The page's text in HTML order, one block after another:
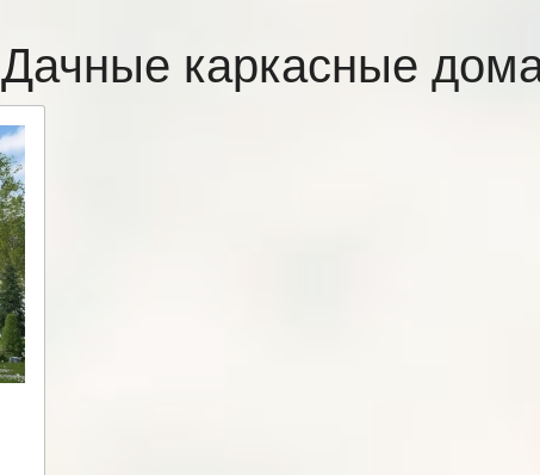
Дачные каркасные